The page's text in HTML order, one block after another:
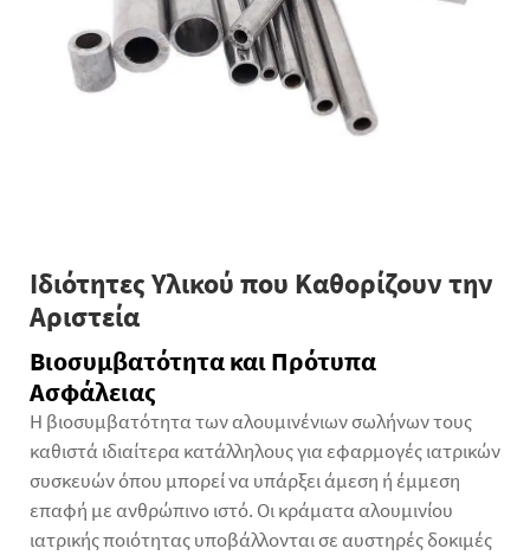
Ιδιότητες Υλικού που Καθορίζουν την
Αριστεία
Βιοσυμβατότητα και Πρότυπα
Ασφάλειας
Η βιοσυμβατότητα των αλουμινένιων σωλήνων τους
καθιστά ιδιαίτερα κατάλληλους για εφαρμογές ιατρικών
συσκευών όπου μπορεί να υπάρξει άμεση ή έμμεση
επαφή με ανθρώπινο ιστό. Οι κράματα αλουμινίου
ιατρικής ποιότητας υποβάλλονται σε αυστηρές δοκιμές